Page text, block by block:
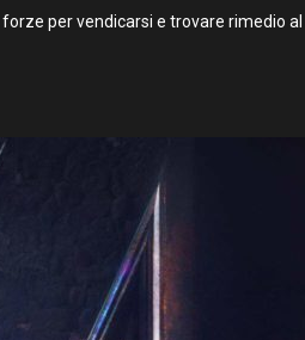
per vendicarsi e trovare rimedio al